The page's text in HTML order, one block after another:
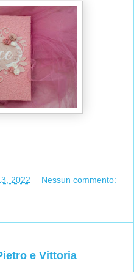
2022 Nessun commento:
e Vittoria